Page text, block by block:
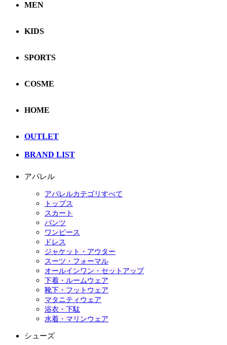
MEN
KIDS
SPORTS
COSME
HOME
OUTLET
BRAND LIST
アパレル
アパレルカテゴリすべて
トップス
スカート
パンツ
ワンピース
ドレス
ジャケット・アウター
スーツ・フォーマル
オールインワン・セットアップ
下着・ルームウェア
靴下・フットウェア
マタニティウェア
浴衣・下駄
水着・マリンウェア
シューズ